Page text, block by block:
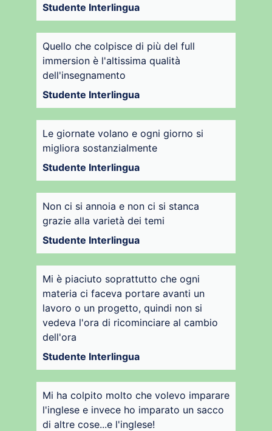
Studente Interlingua
Quello che colpisce di più del full
immersion è l'altissima qualità
dell'insegnamento
Studente Interlingua
Le giornate volano e ogni giorno si
migliora sostanzialmente
Studente Interlingua
Non ci si annoia e non ci si stanca
grazie alla varietà dei temi
Studente Interlingua
Mi è piaciuto soprattutto che ogni
materia ci faceva portare avanti un
lavoro o un progetto, quindi non si
vedeva l'ora di ricominciare al cambio
dell'ora
Studente Interlingua
Mi ha colpito molto che volevo imparare
l'inglese e invece ho imparato un sacco
di altre cose...e l'inglese!